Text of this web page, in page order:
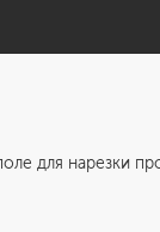
для нарезки